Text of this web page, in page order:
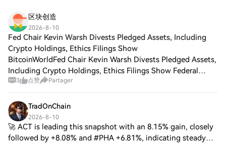
区块创造
2026-8-10
Fed Chair Kevin Warsh Divests Pledged Assets, Including
Crypto Holdings, Ethics Filings Show
BitcoinWorldFed Chair Kevin Warsh Divests Pledged Assets,
Including Crypto Holdings, Ethics Filings Show Federal
Reserve Chair Kevin Warsh has completed the sale of all
3 点赞 Partager
TradOnChain
2026-8-10
🚀 ACT is leading this snapshot with an 8.15% gain, closely
followed by +8.08% and #PHA +6.81%, indicating steady